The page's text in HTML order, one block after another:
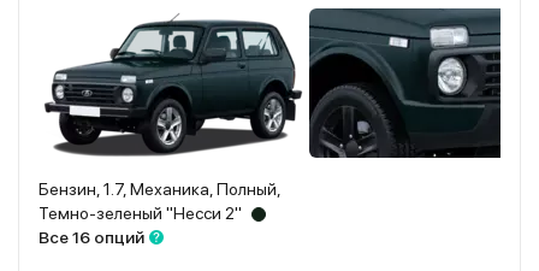
Бензин, 1.7, Механика, Полный,
Темно-зеленый "Несси 2"
Все 16 опций